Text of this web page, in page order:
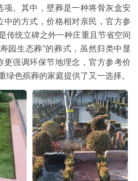
项。其中，壁葬是一种将骨灰盒安
中的方式，价格相对亲民，官方参
传统立碑之外一种庄重且节省空间
园生态葬”的葬式，虽然归类中显
更强调环保节地理念，官方参考价
色殡葬的家庭提供了又一选择。